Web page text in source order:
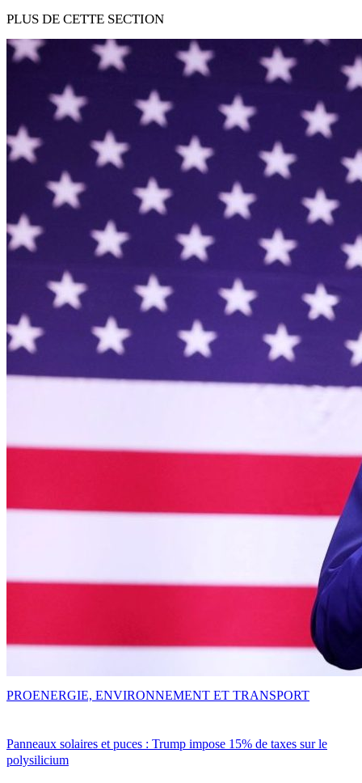
PLUS DE CETTE SECTION
Panneaux solaires et puces : Trump impose 15% de taxes sur le
polysilicium
PROENERGIE, ENVIRONNEMENT ET TRANSPORT